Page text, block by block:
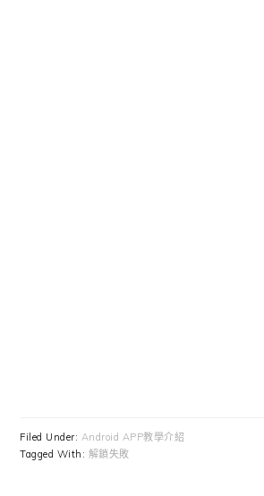
Filed Under: Android APP教學介紹
Tagged With: 解鎖失敗